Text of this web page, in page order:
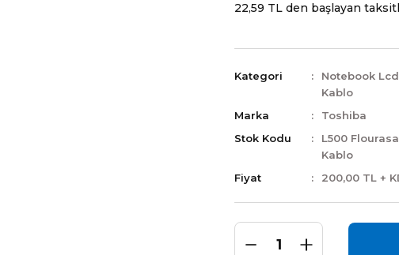
22,59 TL den başlayan
Kategori
Notebook
Kablo
Marka
Toshiba
Stok Kodu
L500
Kablo
Fiyat
200,00 TL +